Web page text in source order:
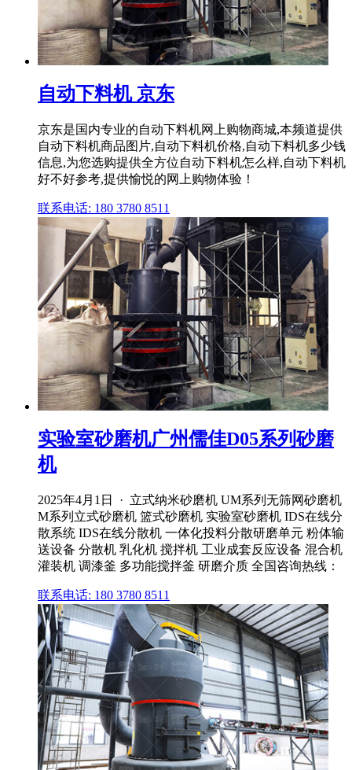
自动下料机 京东
京东是国内专业的自动下料机网上购物商城,本频道提供
自动下料机商品图片,自动下料机价格,自动下料机多少钱
信息,为您选购提供全方位自动下料机怎么样,自动下料机
好不好参考,提供愉悦的网上购物体验！
联系电话: 180 3780 8511
实验室砂磨机广州儒佳D05系列砂磨
机
2025年4月1日 · 立式纳米砂磨机 UM系列无筛网砂磨机
M系列立式砂磨机 篮式砂磨机 实验室砂磨机 IDS在线分
散系统 IDS在线分散机 一体化投料分散研磨单元 粉体输
送设备 分散机 乳化机 搅拌机 工业成套反应设备 混合机
灌装机 调漆釜 多功能搅拌釜 研磨介质 全国咨询热线：
联系电话: 180 3780 8511